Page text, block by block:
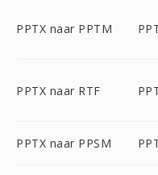
PPTX naar PPTM
PPTX naar RTF
PPTX naar PPSM